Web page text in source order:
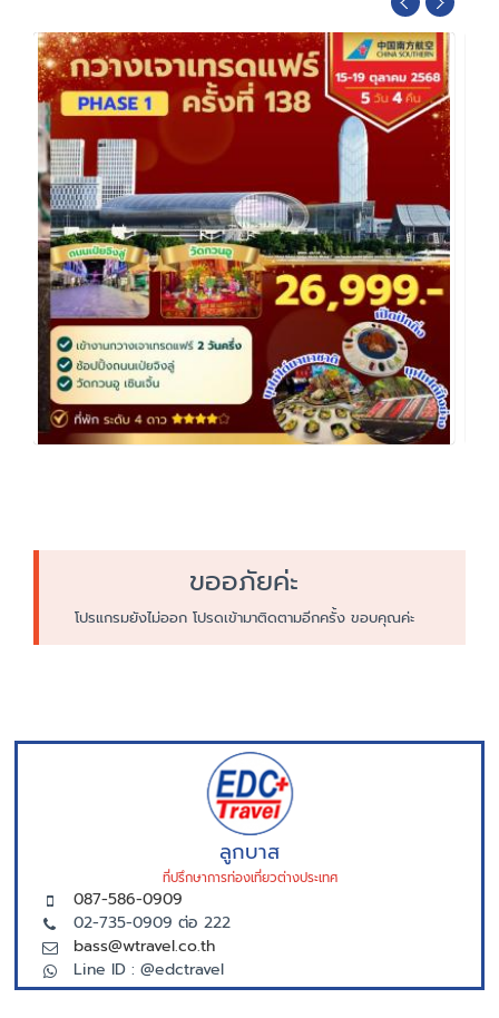
ขออภัยค่ะ
โปรแกรมยังไม่ออก โปรดเข้ามาติดตามอีกครั้ง ขอบคุณค่ะ
ลูกบาส
ที่ปรึกษาการท่องเที่ยวต่างประเทศ
087-586-0909
02-735-0909 ต่อ 222
bass@wtravel.co.th
Line ID : @edctravel